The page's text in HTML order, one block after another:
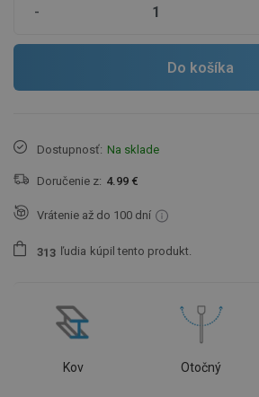
-
Do košíka
Dostupnosť: Na sklade
Doručenie z: 4.99 €
Vrátenie až do 100 dní
31 3 ľudia kúpil tento produkt.
Kov Otočný